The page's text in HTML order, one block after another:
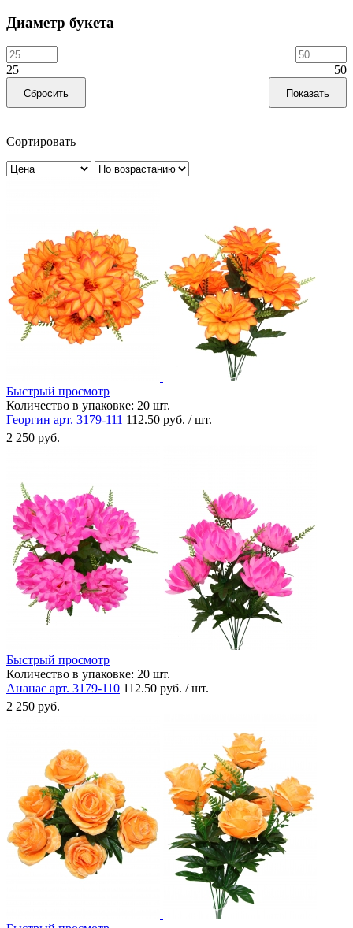
Диаметр букета
25 50
Сортировать
Быстрый просмотр
Количество в упаковке: 20 шт.
Георгин арт. 3179-111 112.50 руб. / шт.
2 250 руб.
Быстрый просмотр
Количество в упаковке: 20 шт.
Ананас арт. 3179-110 112.50 руб. / шт.
2 250 руб.